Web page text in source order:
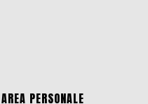
AREA PERSONALE